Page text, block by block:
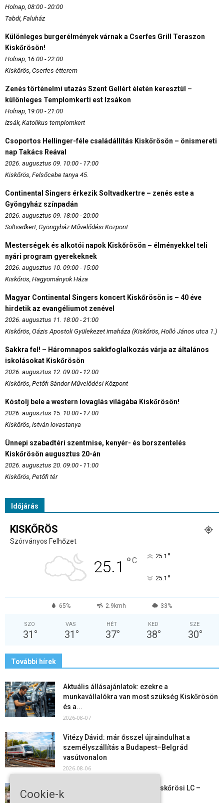
Holnap, 08:00 - 20:00
Tabdi, Faluház
Különleges burgerélmények várnak a Cserfes Grill Teraszon
Kiskőrösön!
Holnap, 16:00 - 22:00
Kiskőrös, Cserfes étterem
Zenés történelmi utazás Szent Gellért életén keresztül –
különleges Templomkerti est Izsákon
Holnap, 19:00 - 21:00
Izsák, Katolikus templomkert
Csoportos Hellinger-féle családállítás Kiskőrösön – önismereti
nap Takács Reával
2026. augusztus 09. 10:00 - 17:00
Kiskőrös, Felsőcebe tanya 45.
Continental Singers érkezik Soltvadkertre – zenés este a
Gyöngyház színpadán
2026. augusztus 09. 18:00 - 20:00
Soltvadkert, Gyöngyház Művelődési Központ
Mesterségek és alkotói napok Kiskőrösön – élményekkel teli
nyári program gyerekeknek
2026. augusztus 10. 09:00 - 15:00
Kiskőrös, Hagyományok Háza
Magyar Continental Singers koncert Kiskőrösön is – 40 éve
hirdetik az evangéliumot zenével
2026. augusztus 11. 18:00 - 21:00
Kiskőrös, Oázis Apostoli Gyülekezet imaháza (Kiskőrös, Holló János utca 1.)
Sakkra fel! – Háromnapos sakkfoglalkozás várja az általános
iskolásokat Kiskőrösön
2026. augusztus 12. 09:00 - 12:00
Kiskőrös, Petőfi Sándor Művelődési Központ
Kóstolj bele a western lovaglás világába Kiskőrösön!
2026. augusztus 15. 10:00 - 17:00
Kiskőrös, István lovastanya
Ünnepi szabadtéri szentmise, kenyér- és borszentelés
Kiskőrösön augusztus 20-án
2026. augusztus 20. 09:00 - 11:00
Kiskőrös, Petőfi tér
Időjárás
KISKŐRÖS
Szórványos Felhőzet
25.1 °C 25.1 °
25.1 °
65% 2.9kmh 33%
SZO
31 °
VAS
31 °
HÉT
37°
KED
38°
SZE
30°
További hírek
Aktuális állásajánlatok: ezekre a
munkavállalókra van most szükség Kiskőrösön
és a...
2026-08-07
Vitézy Dávid: már ősszel újraindulhat a
személyszállítás a Budapest–Belgrád
vasútvonalon
2026-08-06
Megkezdte a felkészülést a Kiskőrösi LC –
együtt maradt a keret,...
Cookie-k